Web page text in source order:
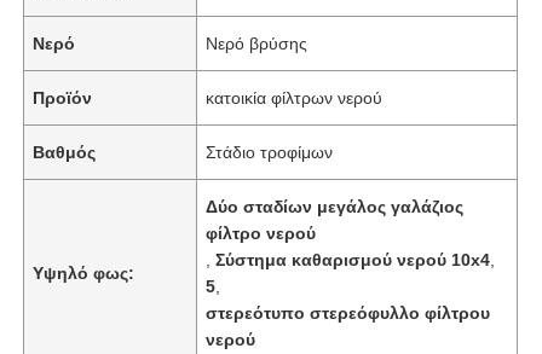
Νερό Νερό βρύσης
Προϊόν κατοικία φίλτρων νερού
Βαθμός Στάδιο τροφίμων
Υψηλό φως:
Δύο σταδίων μεγάλος γαλάζιος
φίλτρο νερού
,Σύστημα καθαρισμού νερού 10x4
5
στερεότυπο στερεόφυλλο φίλτρου
νερού